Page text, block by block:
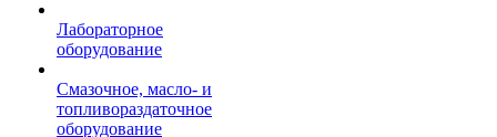
Лабораторное
оборудование
Смазочное, масло- и
топливораздаточное
оборудование